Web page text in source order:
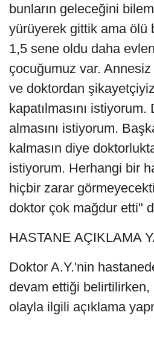
bunların geleceğini
yürüyerek gittik ama ölü
1,5 sene oldu daha
çocuğumuz var.
ve doktordan
kapatılmasını
almasını istiyorum.
kalmasın diye
istiyorum. Herhangi bir
hiçbir zarar
doktor çok mağdur etti"
HASTANE AÇIKLAMA
Doktor A.Y.'nin
devam ettiği
olayla ilgili açıklama